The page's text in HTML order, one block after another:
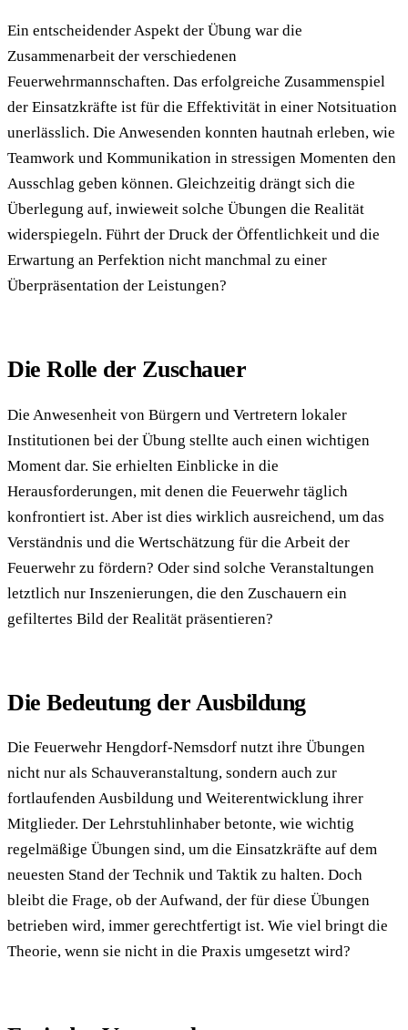
Ein entscheidender Aspekt der Übung war die
Zusammenarbeit der verschiedenen
Feuerwehrmannschaften. Das erfolgreiche Zusammenspiel
der Einsatzkräfte ist für die Effektivität in einer Notsituation
unerlässlich. Die Anwesenden konnten hautnah erleben, wie
Teamwork und Kommunikation in stressigen Momenten den
Ausschlag geben können. Gleichzeitig drängt sich die
Überlegung auf, inwieweit solche Übungen die Realität
widerspiegeln. Führt der Druck der Öffentlichkeit und die
Erwartung an Perfektion nicht manchmal zu einer
Überpräsentation der Leistungen?
Die Rolle der Zuschauer
Die Anwesenheit von Bürgern und Vertretern lokaler
Institutionen bei der Übung stellte auch einen wichtigen
Moment dar. Sie erhielten Einblicke in die
Herausforderungen, mit denen die Feuerwehr täglich
konfrontiert ist. Aber ist dies wirklich ausreichend, um das
Verständnis und die Wertschätzung für die Arbeit der
Feuerwehr zu fördern? Oder sind solche Veranstaltungen
letztlich nur Inszenierungen, die den Zuschauern ein
gefiltertes Bild der Realität präsentieren?
Die Bedeutung der Ausbildung
Die Feuerwehr Hengdorf-Nemsdorf nutzt ihre Übungen
nicht nur als Schauveranstaltung, sondern auch zur
fortlaufenden Ausbildung und Weiterentwicklung ihrer
Mitglieder. Der Lehrstuhlinhaber betonte, wie wichtig
regelmäßige Übungen sind, um die Einsatzkräfte auf dem
neuesten Stand der Technik und Taktik zu halten. Doch
bleibt die Frage, ob der Aufwand, der für diese Übungen
betrieben wird, immer gerechtfertigt ist. Wie viel bringt die
Theorie, wenn sie nicht in die Praxis umgesetzt wird?